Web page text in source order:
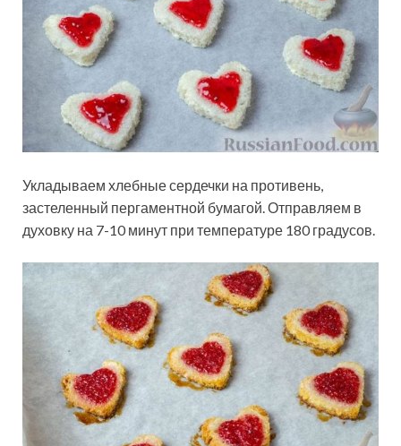
Укладываем хлебные сердечки на противень,
застеленный пергаментной бумагой. Отправляем в
духовку на 7-10 минут при температуре 180 градусов.